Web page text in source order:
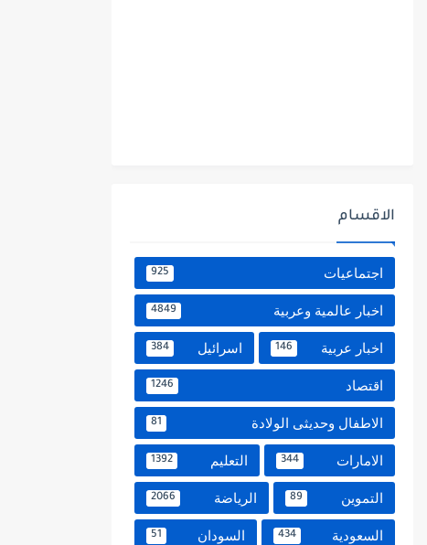
الاقسام
اجتماعيات 925
اخبار عالمية وعربية 4849
اخبار عربية 146 اسرائيل 384
اقتصاد 1246
الاطفال وحديثى الولادة 81
الامارات 344 التعليم 1392
التموين 89 الرياضة 2066
السعودية 434 السودان 51